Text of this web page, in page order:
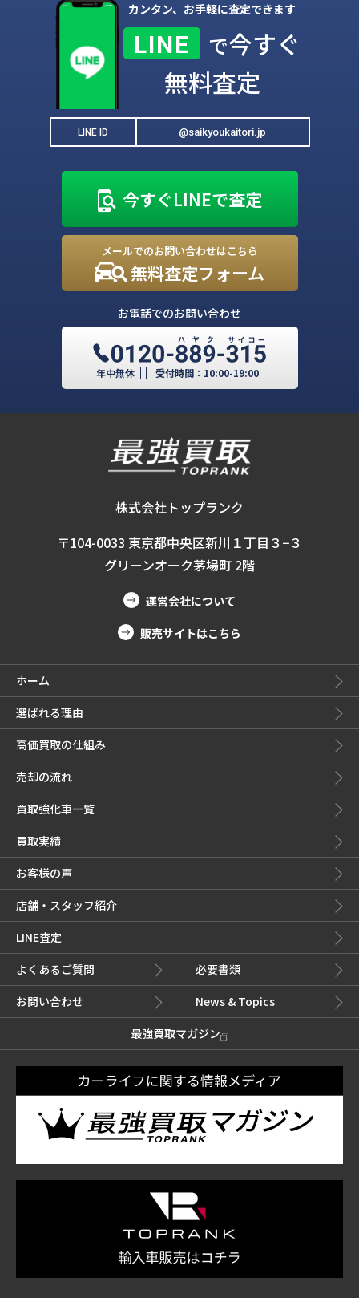
カンタン、お手軽に査定できます
LINE で今すぐ
無料査定
LINE ID @saikyoukaitori.jp
今すぐLINEで査定
メールでのお問い合わせはこちら
無料査定フォーム
お電話でのお問い合わせ
年中無休 受付時間： 10:00-19:00
株式会社トップランク
〒104-0033 東京都中央区新川１丁目３−３
グリーンオーク茅場町 2階
運営会社について
販売サイトはこちら
ホーム
選ばれる理由
高価買取の仕組み
売却の流れ
買取強化車一覧
買取実績
お客様の声
店舗・スタッフ紹介
LINE査定
よくあるご質問
必要書類
お問い合わせ
News & Topics
最強買取マガジン